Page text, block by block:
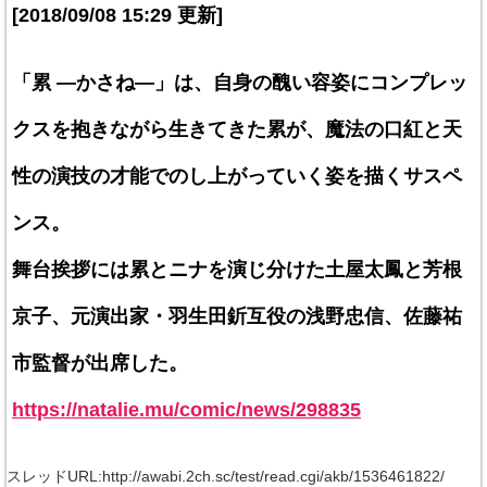
[2018/09/08 15:29 更新]
「累 ―かさね―」は、自身の醜い容姿にコンプレッ
クスを抱きながら生きてきた累が、魔法の口紅と天
性の演技の才能でのし上がっていく姿を描くサスペ
ンス。
舞台挨拶には累とニナを演じ分けた土屋太鳳と芳根
京子、元演出家・羽生田釿互役の浅野忠信、佐藤祐
市監督が出席した。
https://natalie.mu/comic/news/298835
スレッドURL:http://awabi.2ch.sc/test/read.cgi/akb/1536461822/